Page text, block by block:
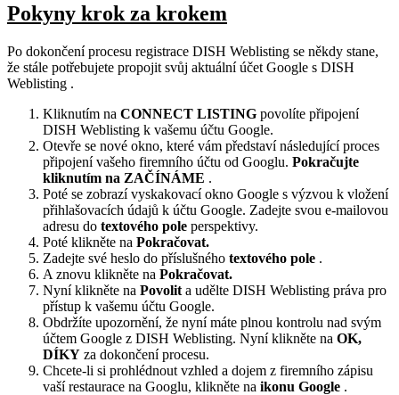
Pokyny krok za krokem
Po dokončení procesu registrace DISH Weblisting se někdy stane,
že stále potřebujete propojit svůj aktuální účet Google s DISH
Weblisting .
Kliknutím na CONNECT LISTING povolíte připojení
DISH Weblisting k vašemu účtu Google.
Otevře se nové okno, které vám představí následující proces
připojení vašeho firemního účtu od Googlu. Pokračujte
kliknutím na ZAČÍNÁME .
Poté se zobrazí vyskakovací okno Google s výzvou k vložení
přihlašovacích údajů k účtu Google. Zadejte svou e-mailovou
adresu do textového pole perspektivy.
Poté klikněte na Pokračovat.
Zadejte své heslo do příslušného textového pole .
A znovu klikněte na Pokračovat.
Nyní klikněte na Povolit a udělte DISH Weblisting práva pro
přístup k vašemu účtu Google.
Obdržíte upozornění, že nyní máte plnou kontrolu nad svým
účtem Google z DISH Weblisting. Nyní klikněte na OK,
DÍKY za dokončení procesu.
Chcete-li si prohlédnout vzhled a dojem z firemního zápisu
vaší restaurace na Googlu, klikněte na ikonu Google .